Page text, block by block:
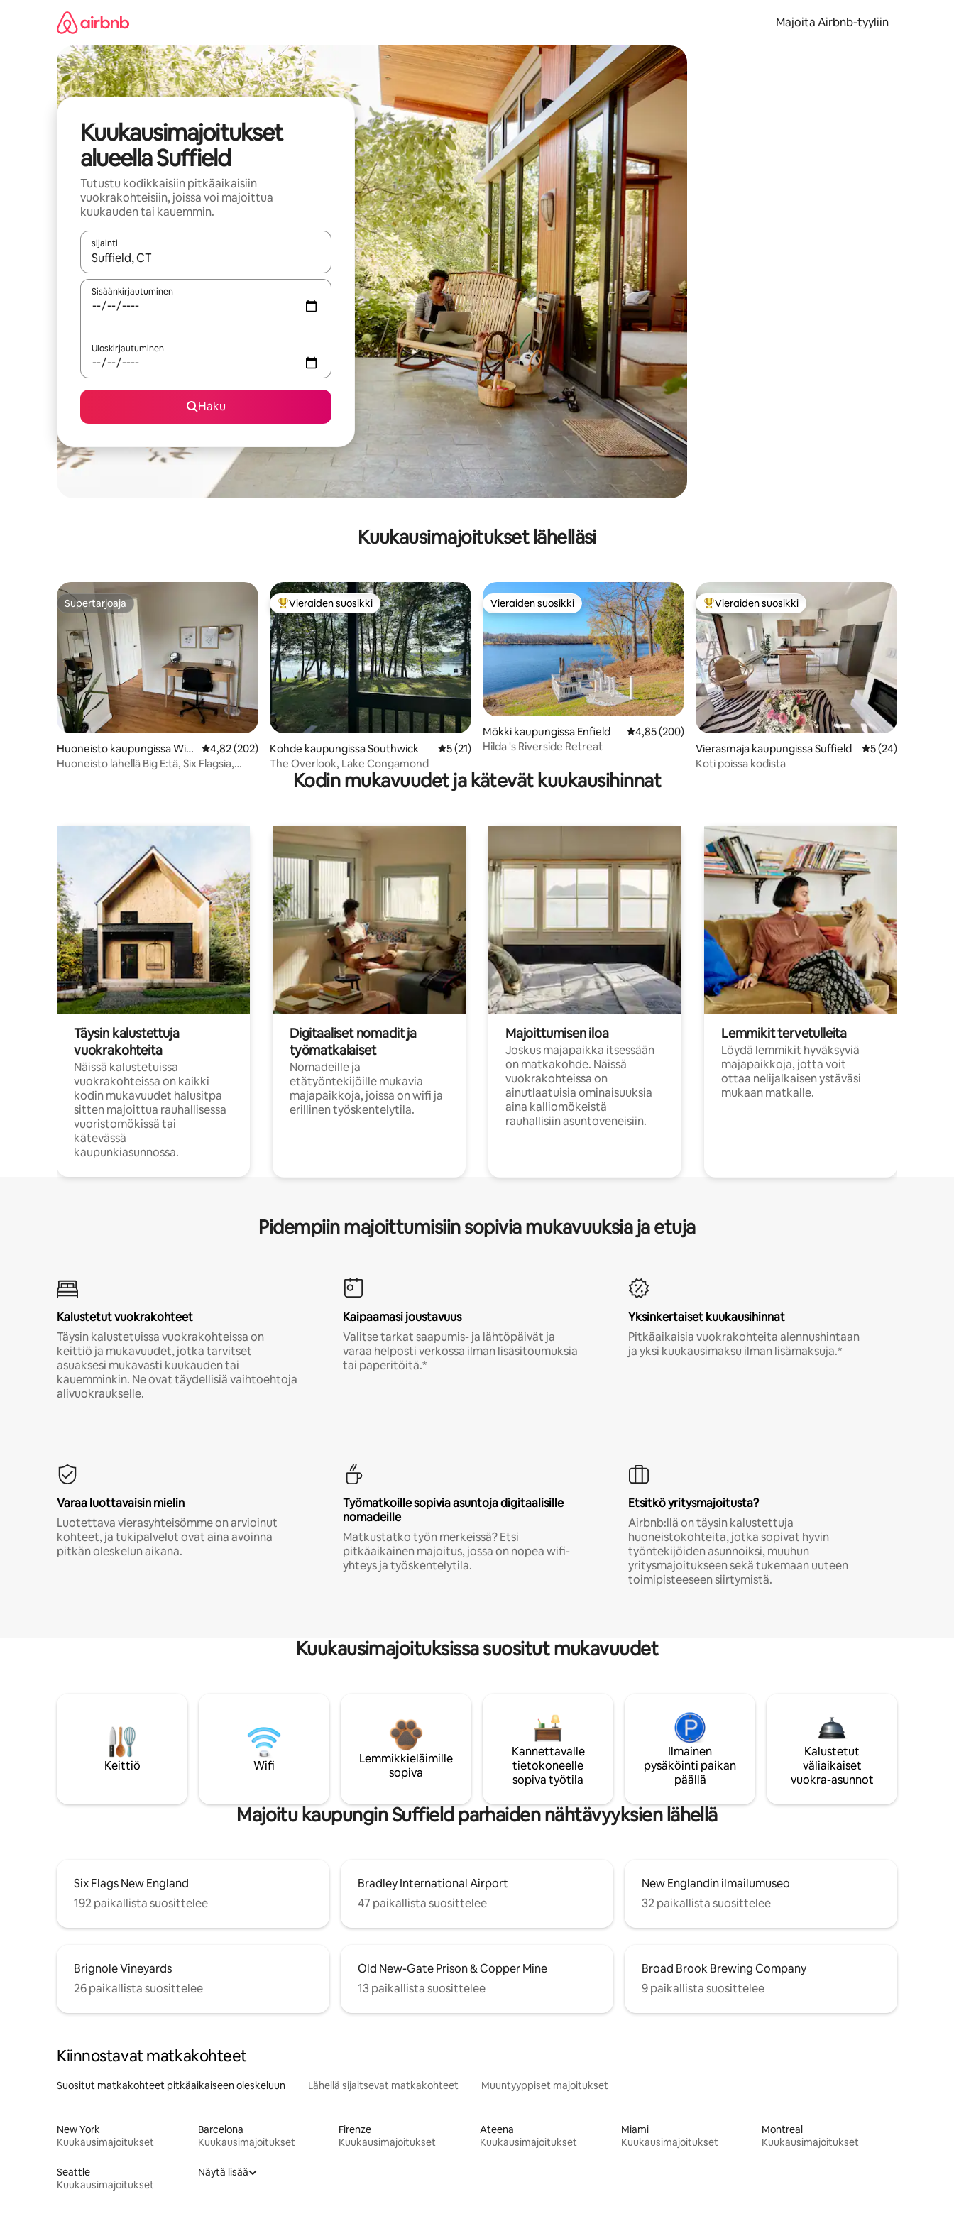
Majoita Airbnb-tyyliin
Kuukausimajoitukset
alueella Suffield
Tutustu kodikkaisiin pitkäaikaisiin
vuokrakohteisiin, joissa voi majoittua
kuukauden tai kauemmin.
sijainti
Kun tulokset ovat saatavilla, navigoi ylös- ja alas-nuolinäppäimillä tai tutustu koskettamalla tai pyyhkäisemällä.
Sisäänkirjautuminen
Uloskirjautuminen
Haku
Kuukausimajoitukset lähelläsi
Supertarjoaja
Supertarjoaja
Huoneisto kaupungissa Win
dsor Locks
Keskimääräinen arvio 4,82/5, 202 arvostelua
4,82 (202)
Huoneisto lähellä Big E:tä, Six Flagsia,
Vieraiden suosikkien parhaimmistoa
Vieraiden suosikki
Kohde kaupungissa Southwick Keskimääräinen arvio 5/5, 21 arvostelua
5 (21)
The Overlook, Lake Congamond
Vieraiden suosikki
Vieraiden suosikki
Mökki kaupungissa Enfield Keskimääräinen arvio 4,85/5, 200 arvostelua
4,85 (200)
Hilda 's Riverside Retreat
Vieraiden suosikkien parhaimmistoa
Vieraiden suosikki
Vierasmaja kaupungissa Suffield Keskimääräinen
5 (24)
Koti poissa kodista
Kodin mukavuudet ja kätevät kuukausihinnat
Täysin kalustettuja
vuokrakohteita
Näissä kalustetuissa
vuokrakohteissa on kaikki
kodin mukavuudet halusitpa
sitten majoittua rauhallisessa
vuoristomökissä tai
kätevässä
kaupunkiasunnossa.
Digitaaliset nomadit ja
työmatkalaiset
Nomadeille ja
etätyöntekijöille mukavia
majapaikkoja, joissa on wifi ja
erillinen työskentelytila.
Majoittumisen iloa
Joskus majapaikka itsessään
on matkakohde. Näissä
vuokrakohteissa on
ainutlaatuisia ominaisuuksia
aina kalliomökeistä
rauhallisiin asuntoveneisiin.
Lemmikit tervetulleita
Löydä lemmikit hyväksyviä
majapaikkoja, jotta voit
ottaa nelijalkaisen ystäväsi
mukaan matkalle.
Pidempiin majoittumisiin sopivia mukavuuksia ja etuja
Kalustetut vuokrakohteet
Täysin kalustetuissa vuokrakohteissa on
keittiö ja mukavuudet, jotka tarvitset
asuaksesi mukavasti kuukauden tai
kauemminkin. Ne ovat täydellisiä vaihtoehtoja
alivuokraukselle.
Kaipaamasi joustavuus
Valitse tarkat saapumis- ja lähtöpäivät ja
varaa helposti verkossa ilman lisäsitoumuksia
tai paperitöitä.*
Yksinkertaiset kuukausihinnat
Pitkäaikaisia vuokrakohteita alennushintaan
ja yksi kuukausimaksu ilman lisämaksuja.*
Varaa luottavaisin mielin
Luotettava vierasyhteisömme on arvioinut
kohteet, ja tukipalvelut ovat aina avoinna
pitkän oleskelun aikana.
Työmatkoille sopivia asuntoja digitaalisille
nomadeille
Matkustatko työn merkeissä? Etsi
pitkäaikainen majoitus, jossa on nopea wifi-
yhteys ja työskentelytila.
Etsitkö yritysmajoitusta?
Airbnb:llä on täysin kalustettuja
huoneistokohteita, jotka sopivat hyvin
työntekijöiden asunnoiksi, muuhun
yritysmajoitukseen sekä tukemaan uuteen
toimipisteeseen siirtymistä.
Kuukausimajoituksissa suositut mukavuudet
Keittiö Wifi
Lemmikkieläimille
sopiva
Kannettavalle
tietokoneelle
sopiva työtila
Ilmainen
pysäköinti paikan
päällä
Kalustetut
väliaikaiset
vuokra-asunnot
Majoitu kaupungin Suffield parhaiden nähtävyyksien lähellä
Six Flags New England
192 paikallista suosittelee
Bradley International Airport
47 paikallista suosittelee
New Englandin ilmailumuseo
32 paikallista suosittelee
Brignole Vineyards
26 paikallista suosittelee
Old New-Gate Prison & Copper Mine
13 paikallista suosittelee
Broad Brook Brewing Company
9 paikallista suosittelee
Kiinnostavat matkakohteet
Suositut matkakohteet pitkäaikaiseen oleskeluun Lähellä sijaitsevat matkakohteet Muuntyyppiset majoitukset
New York
Kuukausimajoitukset
Barcelona
Kuukausimajoitukset
Firenze
Kuukausimajoitukset
Ateena
Kuukausimajoitukset
Miami
Kuukausimajoitukset
Montreal
Kuukausimajoitukset
Seattle
Kuukausimajoitukset
Näytä lisää